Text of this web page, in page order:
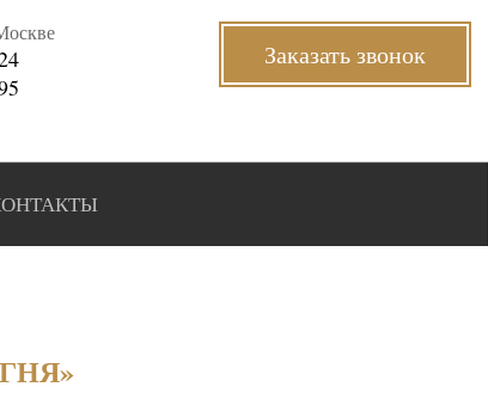
Заказать звонок